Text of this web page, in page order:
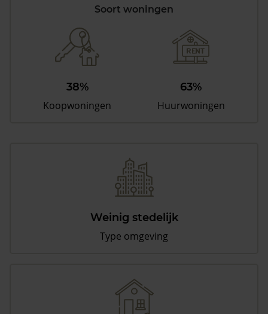
Soort woningen
38%
Koopwoningen
63%
Huurwoningen
Weinig stedelijk
Type omgeving